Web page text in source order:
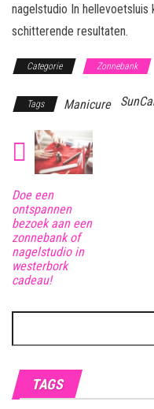
nagelstudio In
schitterende resultaten.
Categorie Zonnebank
Tags Manicure
Doe een
ontspannen
bezoek aan een
zonnebank of
nagelstudio in
westerbork
cadeau!
naar:
TAGS